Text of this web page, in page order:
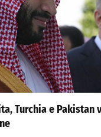
Turchia e